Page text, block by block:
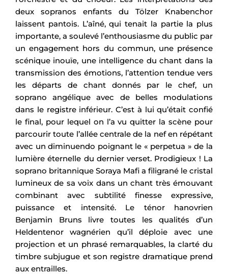
deux sopranos enfants du Tölzer Knabenchor
laissent pantois. L’aîné, qui tenait la partie la plus
importante, a soulevé l’enthousiasme du public par
un engagement hors du commun, une présence
scénique inouïe, une intelligence du chant dans la
transmission des émotions, l’attention tendue vers
les départs de chant donnés par le chef, un
soprano angélique avec de belles modulations
dans le registre inférieur. C’est à lui qu’était confié
le final, pour lequel on l’a vu quitter la scène pour
parcourir toute l’allée centrale de la nef en répétant
avec un diminuendo poignant le « perpetua » de la
lumière éternelle du dernier verset. Prodigieux ! La
soprano britannique Soraya Mafi a filigrané le cristal
lumineux de sa voix dans un chant très émouvant
combinant avec subtilité finesse expressive,
puissance et intensité. Le ténor hanovrien
Benjamin Bruns livre toutes les qualités d’un
Heldentenor wagnérien qu’il déploie avec une
projection et un phrasé remarquables, la clarté du
timbre subjugue et son registre dramatique prend
aux entrailles.